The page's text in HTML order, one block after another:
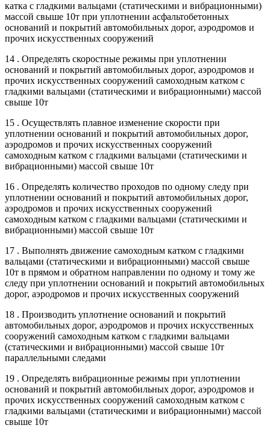
катка с гладкими вальцами (статическими и вибрационными)
массой свыше 10т при уплотнении асфальтобетонных
оснований и покрытий автомобильных дорог, аэродромов и
прочих искусственных сооружений
14 . Определять скоростные режимы при уплотнении
оснований и покрытий автомобильных дорог, аэродромов и
прочих искусственных сооружений самоходным катком с
гладкими вальцами (статическими и вибрационными) массой
свыше 10т
15 . Осуществлять плавное изменение скорости при
уплотнении оснований и покрытий автомобильных дорог,
аэродромов и прочих искусственных сооружений
самоходным катком с гладкими вальцами (статическими и
вибрационными) массой свыше 10т
16 . Определять количество проходов по одному следу при
уплотнении оснований и покрытий автомобильных дорог,
аэродромов и прочих искусственных сооружений
самоходным катком с гладкими вальцами (статическими и
вибрационными) массой свыше 10т
17 . Выполнять движение самоходным катком с гладкими
вальцами (статическими и вибрационными) массой свыше
10т в прямом и обратном направлении по одному и тому же
следу при уплотнении оснований и покрытий автомобильных
дорог, аэродромов и прочих искусственных сооружений
18 . Производить уплотнение оснований и покрытий
автомобильных дорог, аэродромов и прочих искусственных
сооружений самоходным катком с гладкими вальцами
(статическими и вибрационными) массой свыше 10т
параллельными следами
19 . Определять вибрационные режимы при уплотнении
оснований и покрытий автомобильных дорог, аэродромов и
прочих искусственных сооружений самоходным катком с
гладкими вальцами (статическими и вибрационными) массой
свыше 10т